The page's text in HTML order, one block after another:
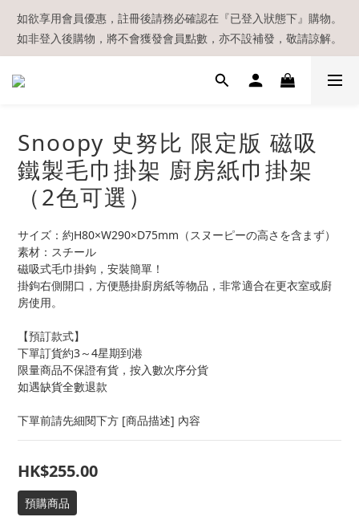
【現貨區】內款式均為在港現貨，現貨區以外的所有貨品都需要訂
貨喔！
如欲享用會員優惠，註冊後請務必確認在『已登入狀態下』購物。
如非登入後購物，將不會獲發會員點數，亦不設補發，敬請諒解。
溫馨提示：所有順豐快遞／本地及國際郵遞寄出後，本店只會以電
【現貨區】內款式均為在港現貨，現貨區以外的所有貨品都需要訂
貨喔！
Snoopy 史努比 限定版 磁吸
鐵製毛巾掛架 廚房紙巾掛架
（2色可選）
サイズ：約H80×W290×D75mm（スヌーピーの高さを含まず）
素材：スチール
磁吸式毛巾掛鉤，安裝簡單！
掛鉤右側開口，方便懸掛廚房紙等物品，非常適合在更衣室或廚
房使用。
【預訂款式】
下單訂貨約3～4星期到港
限量商品不保證有貨，按入數次序分貨
如遇缺貨全數退款
下單前請先細閱下方 [商品描述] 內容
HK$255.00
預購商品